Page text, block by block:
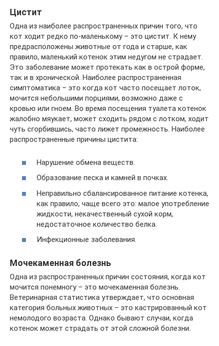
Цистит
Одна из наиболее распространенных причин того, что
кот ходит редко по-маленькому – это цистит. К нему
предрасположены животные от года и старше, как
правило, маленький котенок этим недугом не страдает.
Это заболевание может протекать как в острой форме,
так и в хронической. Наиболее распространенная
симптоматика – это когда кот часто посещает лоток,
мочится небольшими порциями, возможно даже с
кровью или гноем. Во время посещения туалета котенок
жалобно мяукает, может сходить рядом с лотком, ходит
чуть сгорбившись, часто лижет промежность. Наиболее
распространенные причины цистита:
Нарушение обмена веществ.
Образование песка и камней в почках.
Неправильно сбалансированное питание котенка,
как правило, чаще всего это: малое употребление
жидкости, некачественный сухой корм,
недостаточное количество белка.
Инфекционные заболевания.
Мочекаменная болезнь
Одна из распространенных причин состояния, когда кот
мочится понемногу – это мочекаменная болезнь.
Ветеринарная статистика утверждает, что основная
категория больных животных – это кастрированный кот
немолодого возраста. Однако бывают случаи, когда
котенок может страдать от этой сложной болезни.